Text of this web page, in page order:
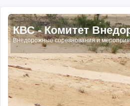
КВС - Комитет
Внедорожные соревнования и